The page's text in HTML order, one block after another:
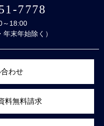
7778
～18:00
末年始除く）
わせ
料無料請求